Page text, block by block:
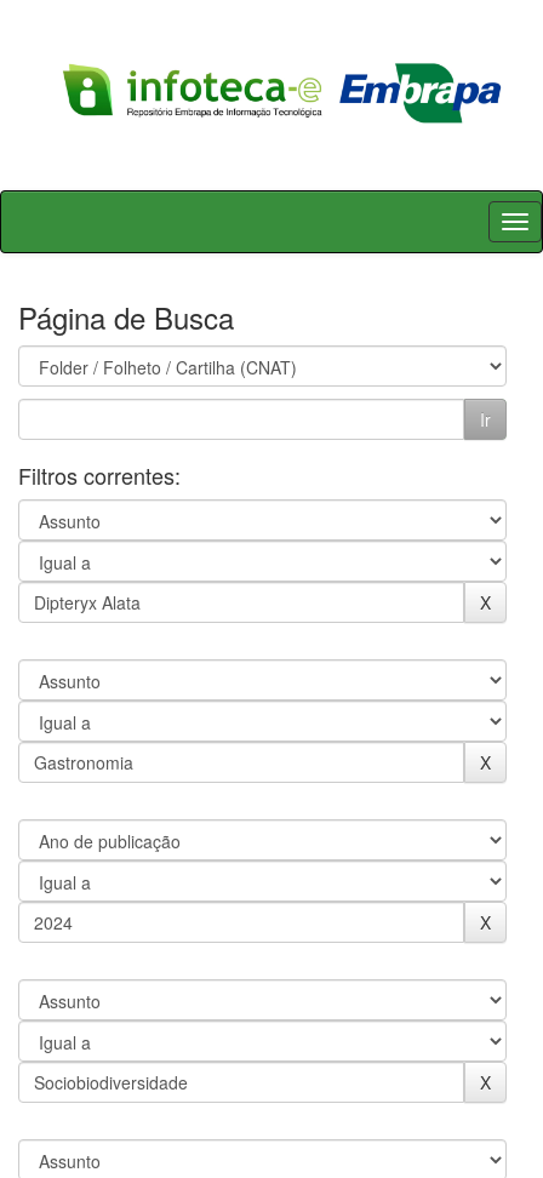
Skip
Página de Busca
Filtros correntes: